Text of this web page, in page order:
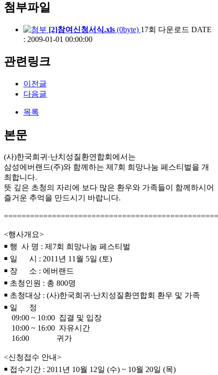
첨부파일
[2]참여신청서식.xls (0byte) 17회 다운로드 DATE
: 2009-01-01 00:00:00
관련링크
이전글
다음글
목록
본문
(사)한국희귀·난치성질환연합회에서는
삼성에버랜드(주)와 함께하는 제7회 희망나눔 페스티벌을 개
최합니다.
뜻 깊은 초청의 자리에 보다 많은 환우와 가족들이 함께하시어
즐거운 추억을 만드시기 바랍니다.
<행사개요>
￭ 행 사 명 : 제7회 희망나눔 페스티벌
￭ 일 시 : 2011년 11월 5일 (토)
￭ 장 소 : 에버랜드
￭ 초청인원 : 총 800명
￭ 초청대상 : (사)한국희귀·난치성질환연합회 환우 및 가족
￭ 일 정
09:00 ~ 10:00 집결 및 입장
10:00 ~ 16:00 자유시간
16:00 귀가
<신청접수 안내>
￭ 접수기간 : 2011년 10월 12일 (수) ~ 10월 20일 (목)